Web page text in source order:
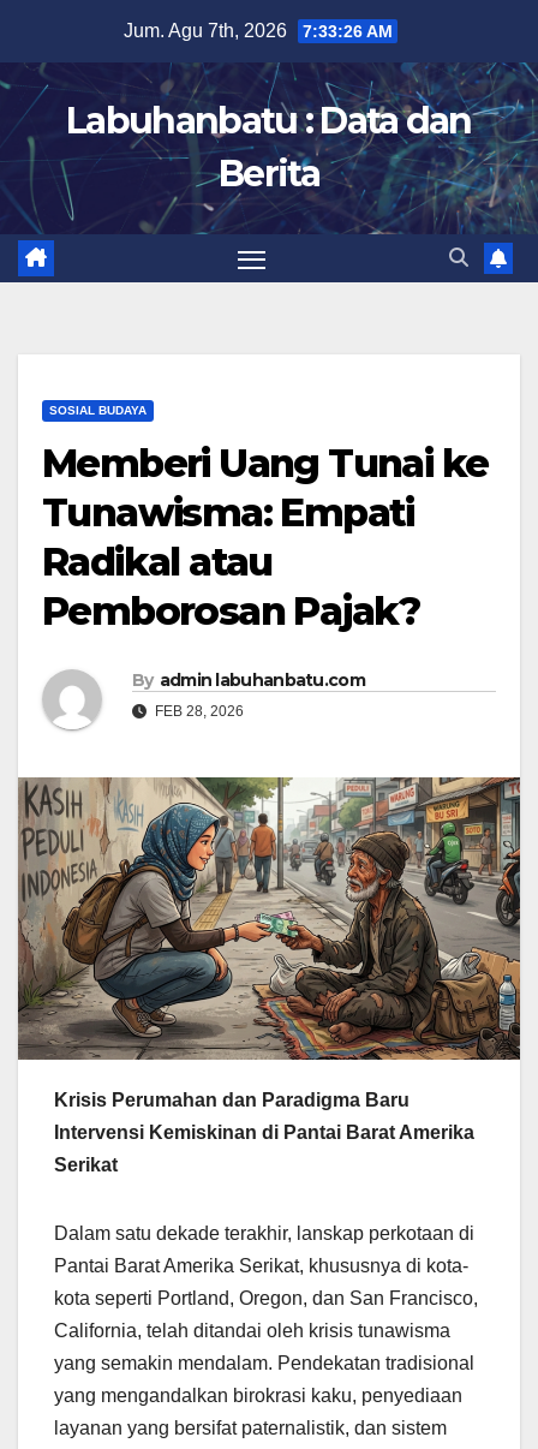
content
Jum. Agu 7th, 2026 7:33:27 AM
Labuhanbatu : Data dan
Berita
SOSIAL BUDAYA
Memberi Uang Tunai ke
Tunawisma: Empati
Radikal atau
Pemborosan Pajak?
By admin labuhanbatu.com
FEB 28, 2026
Krisis Perumahan dan Paradigma Baru
Intervensi Kemiskinan di Pantai Barat Amerika
Serikat
Dalam satu dekade terakhir, lanskap perkotaan di
Pantai Barat Amerika Serikat, khususnya di kota-
kota seperti Portland, Oregon, dan San Francisco,
California, telah ditandai oleh krisis tunawisma
yang semakin mendalam. Pendekatan tradisional
yang mengandalkan birokrasi kaku, penyediaan
layanan yang bersifat paternalistik, dan sistem